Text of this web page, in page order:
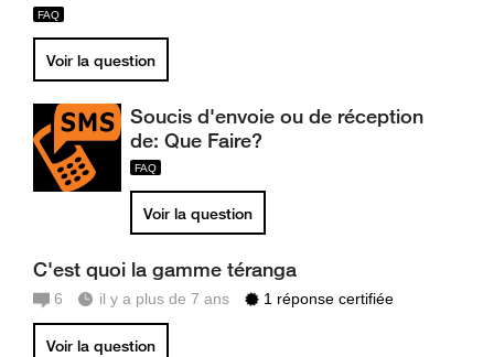
Voir la question
Soucis d'envoie ou de réception
de: Que Faire?
Voir la question
C'est quoi la gamme téranga
6 il y a plus de 7 ans 1 réponse certifiée
Voir la question